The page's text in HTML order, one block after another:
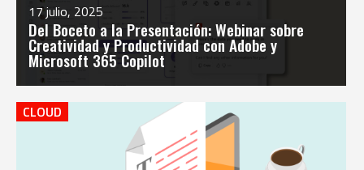
17 julio, 2025
Del Boceto a la Presentación: Webinar sobre
Creatividad y Productividad con Adobe y
Microsoft 365 Copilot
CLOUD